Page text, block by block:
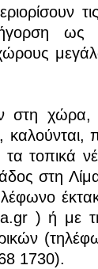
στη
τα τοπικά
στη
) ή με
1730).